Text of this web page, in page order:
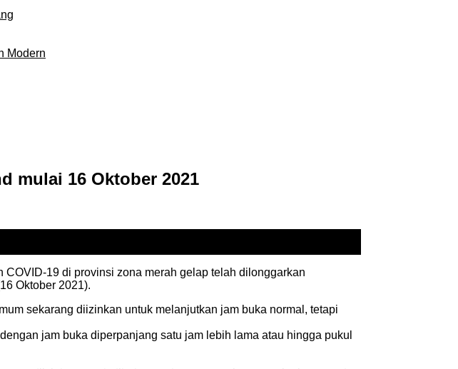
Modern
mulai 16 Oktober 2021
19 di provinsi zona merah gelap telah dilonggarkan
Oktober 2021).
sekarang diizinkan untuk melanjutkan jam buka normal, tetapi
jam buka diperpanjang satu jam lebih lama atau hingga pukul